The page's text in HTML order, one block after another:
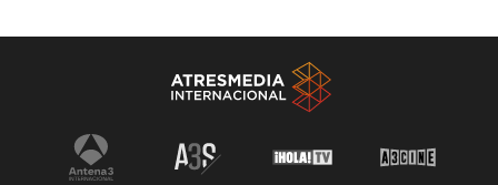
Antena 3 Noticias El Hormiguero
La Ruleta de la Suerte Tu cara me suena
Pasapalabra